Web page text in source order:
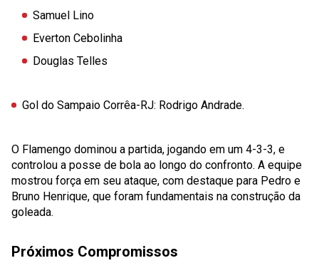
Samuel Lino
Everton Cebolinha
Douglas Telles
Gol do Sampaio Corrêa-RJ: Rodrigo Andrade.
O Flamengo dominou a partida, jogando em um 4-3-3, e
controlou a posse de bola ao longo do confronto. A equipe
mostrou força em seu ataque, com destaque para Pedro e
Bruno Henrique, que foram fundamentais na construção da
goleada.
Próximos Compromissos